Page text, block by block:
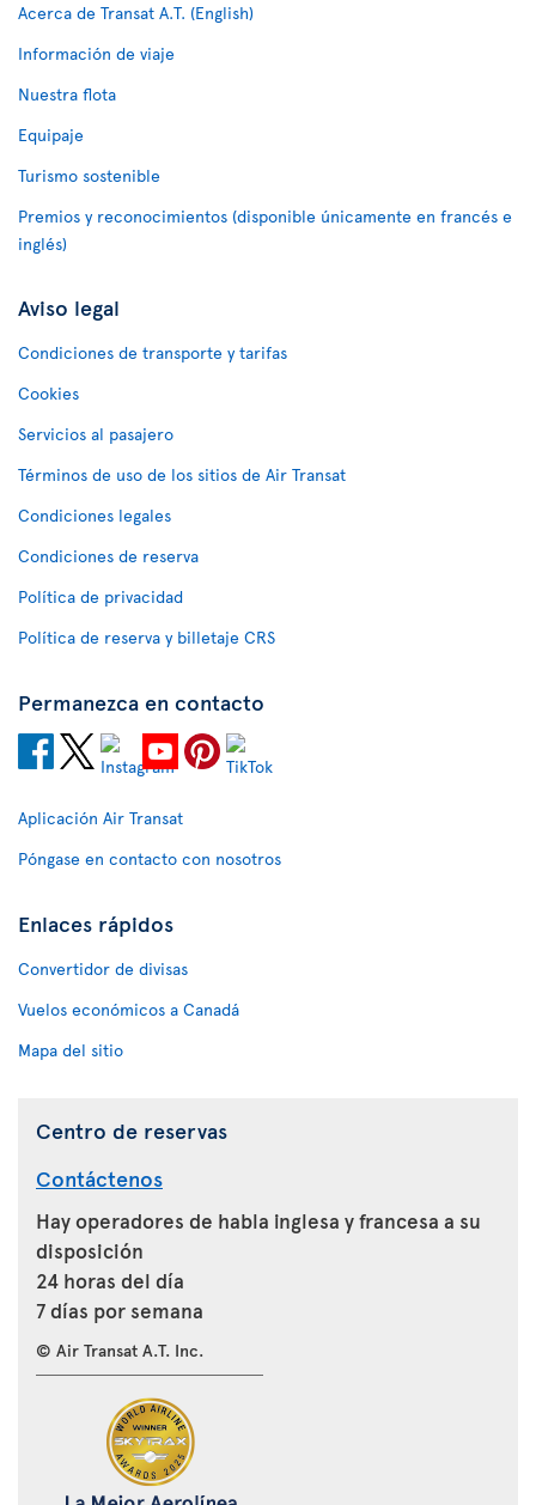
Acerca de Transat A.T. (English)
Información de viaje
Nuestra flota
Equipaje
Turismo sostenible
Premios y reconocimientos (disponible únicamente en francés e
inglés)
Aviso legal
Condiciones de transporte y tarifas
Cookies
Servicios al pasajero
Términos de uso de los sitios de Air Transat
Condiciones legales
Condiciones de reserva
Política de privacidad
Política de reserva y billetaje CRS
Permanezca en contacto
Aplicación Air Transat
Póngase en contacto con nosotros
Enlaces rápidos
Convertidor de divisas
Vuelos económicos a Canadá
Mapa del sitio
Centro de reservas
Contáctenos
Hay operadores de habla inglesa y francesa a su
disposición
24 horas del día
7 días por semana
© Air Transat A.T. Inc.